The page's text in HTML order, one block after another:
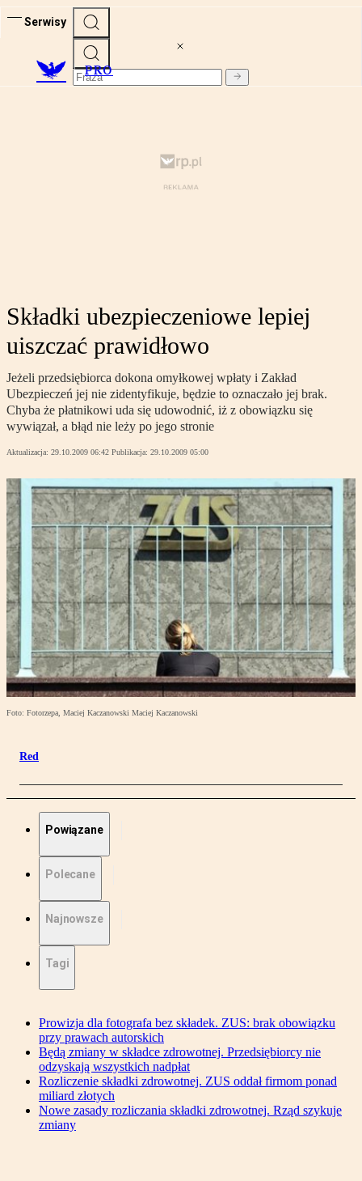
Serwisy
PRO
Składki ubezpieczeniowe lepiej
uiszczać prawidłowo
Jeżeli przedsiębiorca dokona omyłkowej wpłaty i Zakład
Ubezpieczeń jej nie zidentyfikuje, będzie to oznaczało jej brak.
Chyba że płatnikowi uda się udowodnić, iż z obowiązku się
wywiązał, a błąd nie leży po jego stronie
Aktualizacja: 29.10.2009 06:42 Publikacja: 29.10.2009 05:00
Foto: Fotorzepa, Maciej Kaczanowski Maciej Kaczanowski
Red
Powiązane
Polecane
Najnowsze
Tagi
Prowizja dla fotografa bez składek. ZUS: brak obowiązku
przy prawach autorskich
Będą zmiany w składce zdrowotnej. Przedsiębiorcy nie
odzyskają wszystkich nadpłat
Rozliczenie składki zdrowotnej. ZUS oddał firmom ponad
miliard złotych
Nowe zasady rozliczania składki zdrowotnej. Rząd szykuje
zmiany